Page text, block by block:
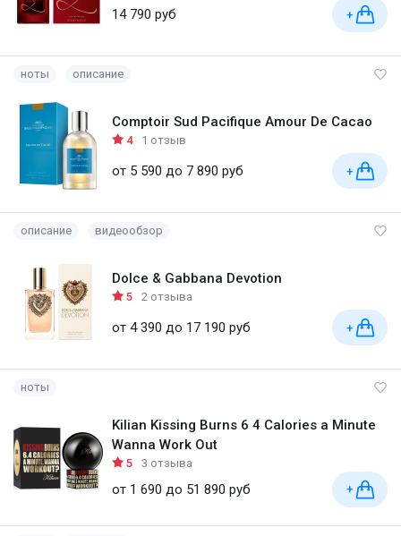
14 790 руб +
ноты описание
Comptoir Sud Pacifique Amour De Cacao
4 1 отзыв
от 5 590 до 7 890 руб +
описание видеообзор
Dolce & Gabbana Devotion
5 2 отзыва
от 4 390 до 17 190 руб +
ноты
Kilian Kissing Burns 6 4 Calories a Minute
Wanna Work Out
5 3 отзыва
от 1 690 до 51 890 руб +